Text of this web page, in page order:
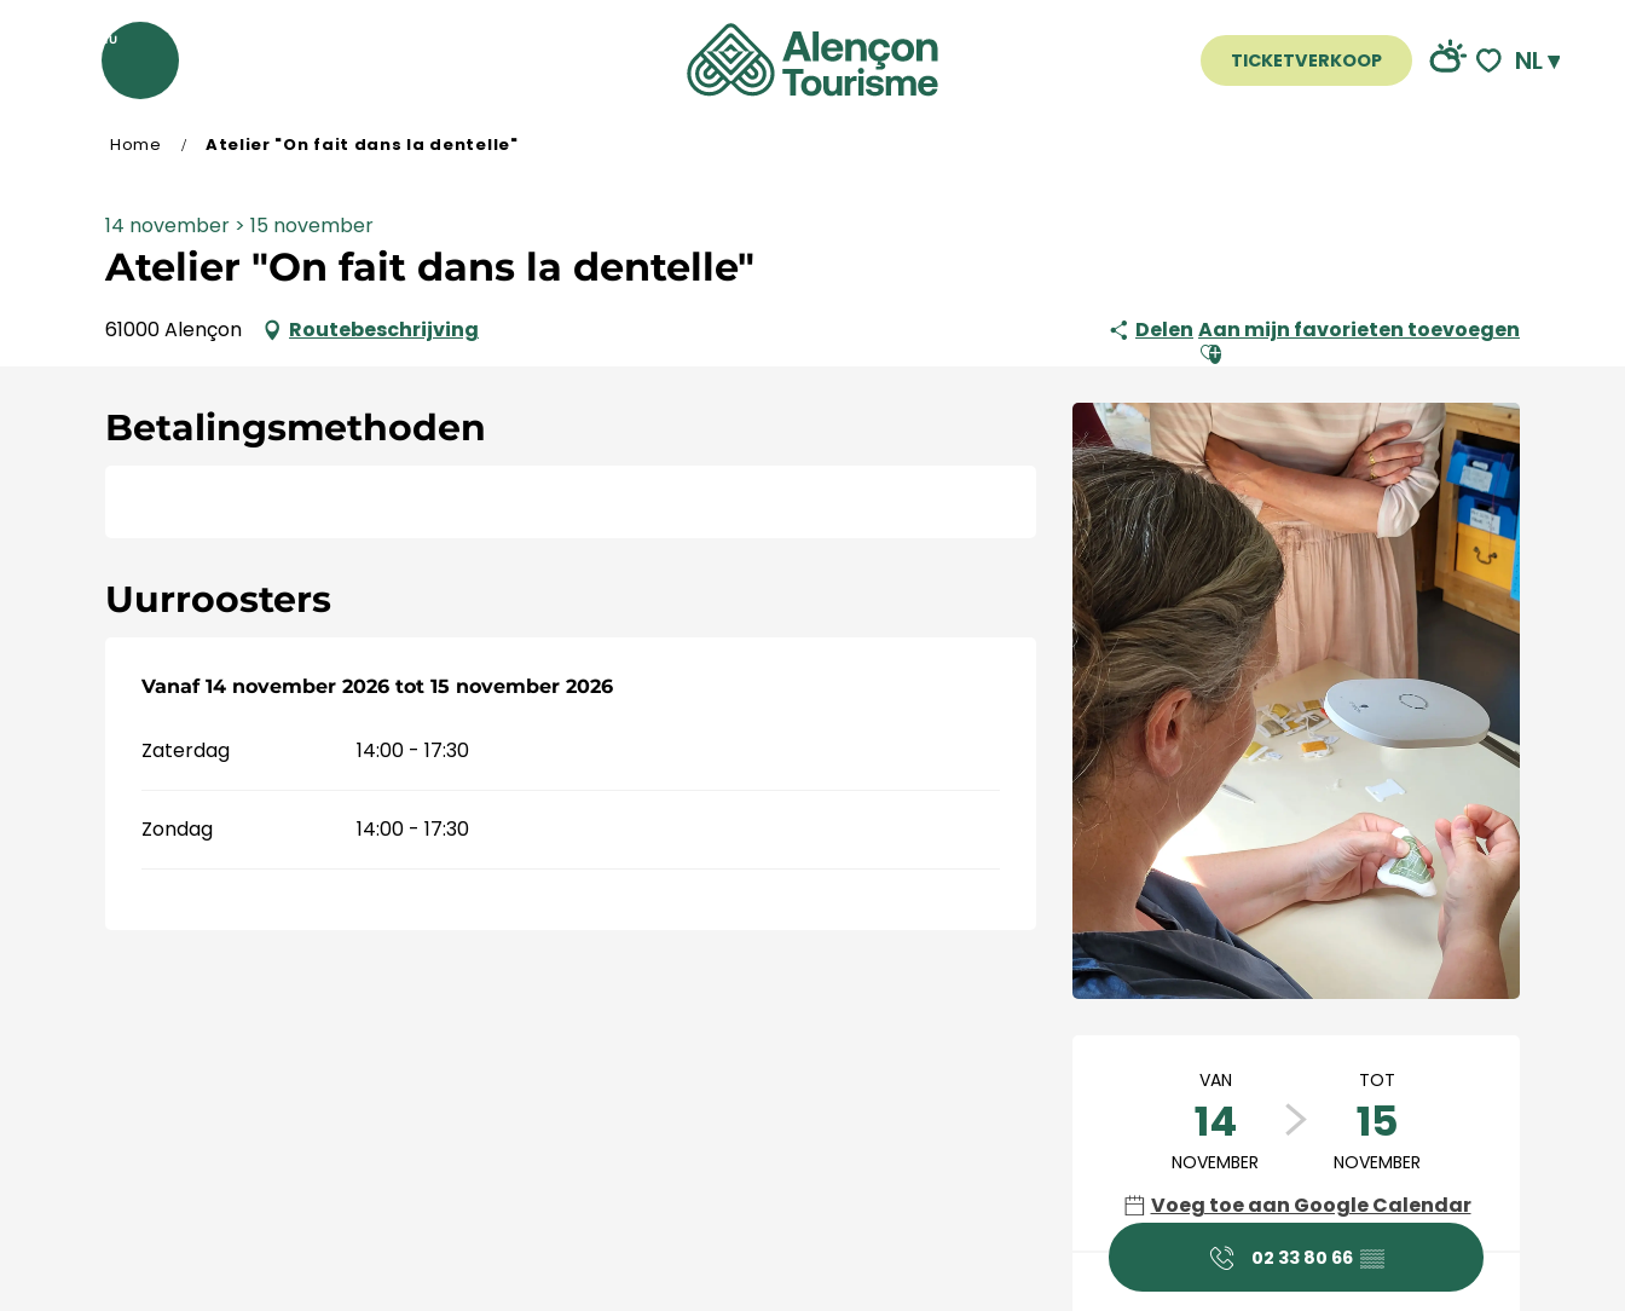
TICKETVERKOOP NL
MENU
Home Atelier "On fait dans la dentelle"
14 november > 15 november
Atelier "On fait dans la dentelle"
61000 Alençon Routebeschrijving Delen Ajouter aux favoris
Aan mijn favorieten toevoegen
Openingstijden en
VAN
14
NOVEMBER
TOT
15
NOVEMBER
Voeg toe aan Google Calendar
02 33 80 66 ▒▒
Betalingsmethoden
Uurroosters
Vanaf14 november 2026tot 15 november 2026
Vanaf14 november 2026tot 15 november 2026
Zaterdag 14:00 - 17:30
Zondag 14:00 - 17:30